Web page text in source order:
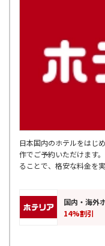
日本国内のホテルをはじ
作でご予約いただけます
ることで、格安な料金を
国内・海外
14%割引